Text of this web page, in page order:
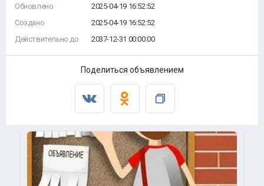
Обновлено
Создано
Действительно до
2025-04-19 16:52:52
2025-04-19 16:52:52
2037-12-31 00:00:00
Поделиться объявлением